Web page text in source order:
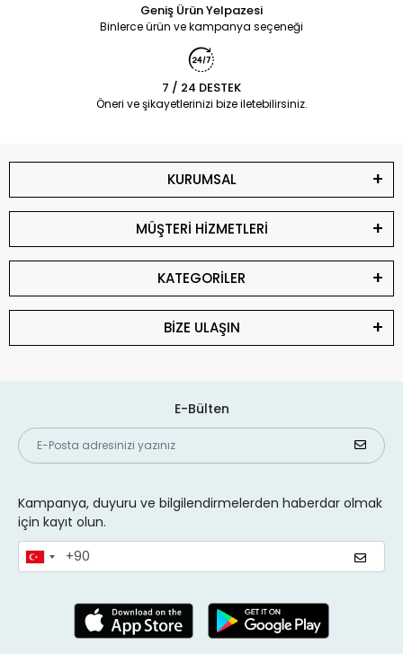
Geniş Ürün Yelpazesi
Binlerce ürün ve kampanya seçeneği
7 / 24 DESTEK
Öneri ve şikayetlerinizi bize iletebilirsiniz.
KURUMSAL
MÜŞTERİ HİZMETLERİ
KATEGORİLER
BİZE ULAŞIN
E-Bülten
Kampanya, duyuru ve bilgilendirmelerden haberdar olmak
için kayıt olun.